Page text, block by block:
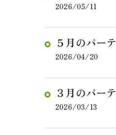
2026/05/11
５月のパー
2026/04/20
３月のパー
2026/03/13